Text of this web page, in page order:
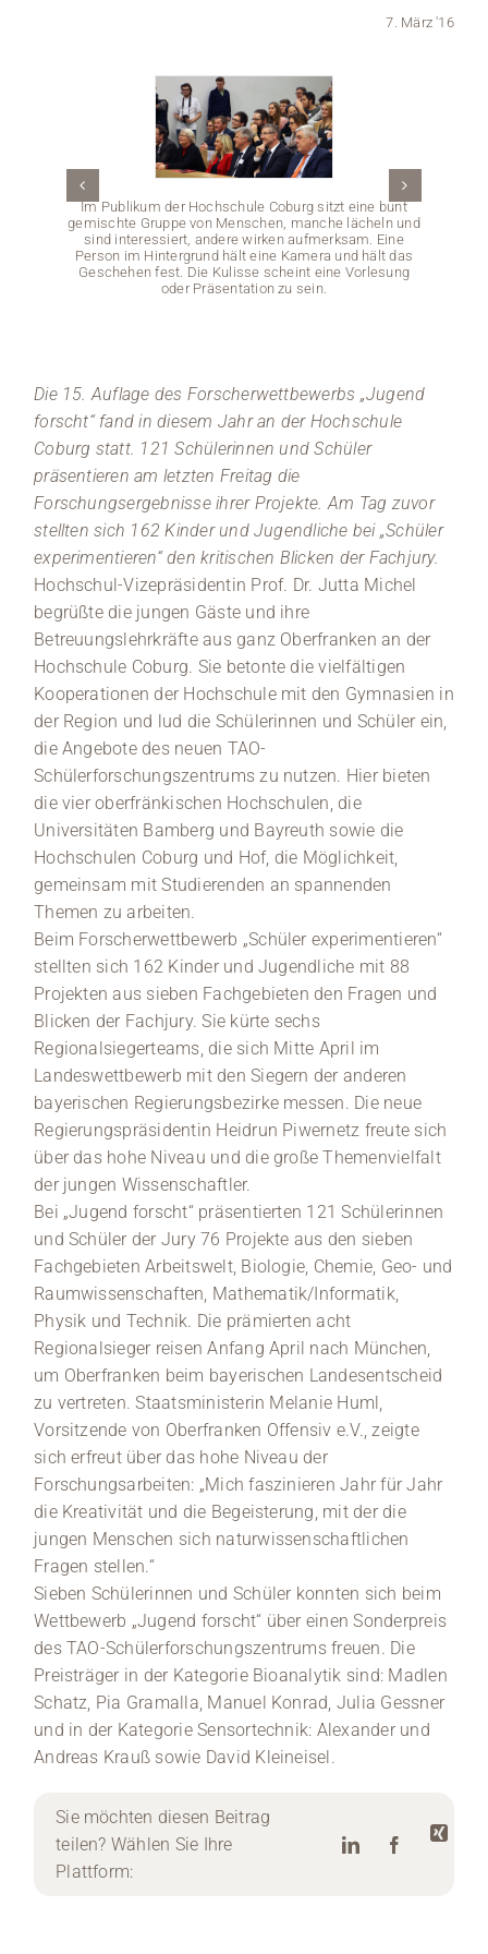
Stellenangebote
Veranstaltungen
7. März '16
Im Publikum der Hochschule Coburg sitzt eine bunt
gemischte Gruppe von Menschen, manche lächeln und
sind interessiert, andere wirken aufmerksam. Eine
Person im Hintergrund hält eine Kamera und hält das
Geschehen fest. Die Kulisse scheint eine Vorlesung
oder Präsentation zu sein.
Die 15. Auflage des Forscherwettbewerbs „Jugend
forscht“ fand in diesem Jahr an der Hochschule
Coburg statt. 121 Schülerinnen und Schüler
präsentieren am letzten Freitag die
Forschungsergebnisse ihrer Projekte. Am Tag zuvor
stellten sich 162 Kinder und Jugendliche bei „Schüler
experimentieren“ den kritischen Blicken der Fachjury.
Hochschul-Vizepräsidentin Prof. Dr. Jutta Michel
begrüßte die jungen Gäste und ihre
Betreuungslehrkräfte aus ganz Oberfranken an der
Hochschule Coburg. Sie betonte die vielfältigen
Kooperationen der Hochschule mit den Gymnasien in
der Region und lud die Schülerinnen und Schüler ein,
die Angebote des neuen TAO-
Schülerforschungszentrums zu nutzen. Hier bieten
die vier oberfränkischen Hochschulen, die
Universitäten Bamberg und Bayreuth sowie die
Hochschulen Coburg und Hof, die Möglichkeit,
gemeinsam mit Studierenden an spannenden
Themen zu arbeiten.
Beim Forscherwettbewerb „Schüler experimentieren“
stellten sich 162 Kinder und Jugendliche mit 88
Projekten aus sieben Fachgebieten den Fragen und
Blicken der Fachjury. Sie kürte sechs
Regionalsiegerteams, die sich Mitte April im
Landeswettbewerb mit den Siegern der anderen
bayerischen Regierungsbezirke messen. Die neue
Regierungspräsidentin Heidrun Piwernetz freute sich
über das hohe Niveau und die große Themenvielfalt
der jungen Wissenschaftler.
Bei „Jugend forscht“ präsentierten 121 Schülerinnen
und Schüler der Jury 76 Projekte aus den sieben
Fachgebieten Arbeitswelt, Biologie, Chemie, Geo- und
Raumwissenschaften, Mathematik/Informatik,
Physik und Technik. Die prämierten acht
Regionalsieger reisen Anfang April nach München,
um Oberfranken beim bayerischen Landesentscheid
zu vertreten. Staatsministerin Melanie Huml,
Vorsitzende von Oberfranken Offensiv e.V., zeigte
sich erfreut über das hohe Niveau der
Forschungsarbeiten: „Mich faszinieren Jahr für Jahr
die Kreativität und die Begeisterung, mit der die
jungen Menschen sich naturwissenschaftlichen
Fragen stellen.“
Sieben Schülerinnen und Schüler konnten sich beim
Wettbewerb „Jugend forscht“ über einen Sonderpreis
des TAO-Schülerforschungszentrums freuen. Die
Preisträger in der Kategorie Bioanalytik sind: Madlen
Schatz, Pia Gramalla, Manuel Konrad, Julia Gessner
und in der Kategorie Sensortechnik: Alexander und
Andreas Krauß sowie David Kleineisel.
Sie möchten diesen Beitrag
teilen? Wählen Sie Ihre
Plattform: